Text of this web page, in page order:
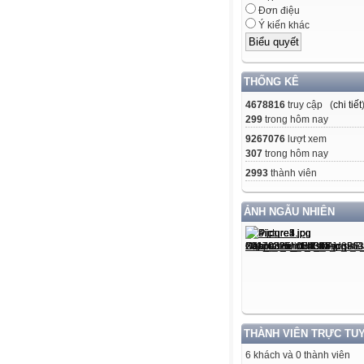
Đơn điệu
Ý kiến khác
THỐNG KÊ
4678816 truy cập (chi tiết)
299 trong hôm nay
9267076 lượt xem
307 trong hôm nay
2993 thành viên
ẢNH NGẪU NHIÊN
THÀNH VIÊN TRỰC
6 khách và 0 thành viên